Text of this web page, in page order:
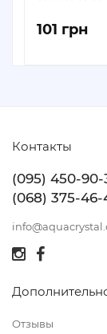
101 грн
Контакты
(095) 450-90-
(068) 375-46-
Отзывы